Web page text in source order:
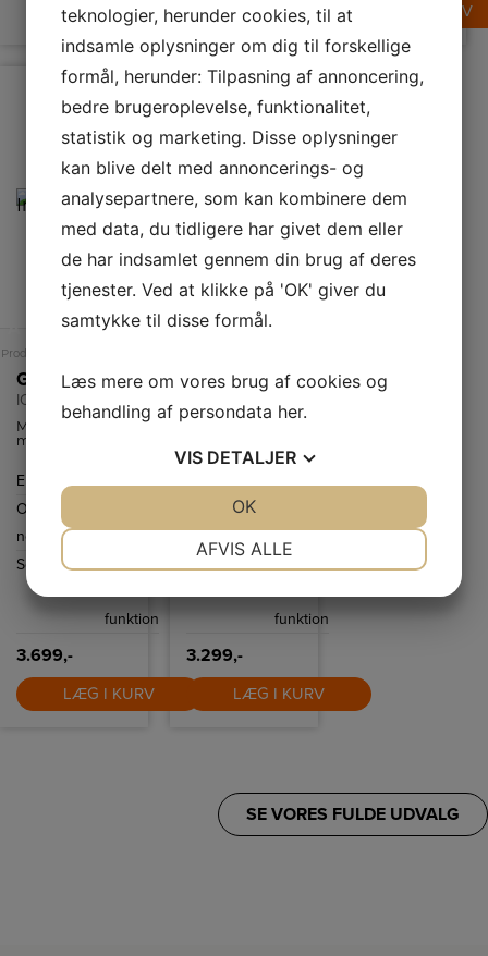
LÆG I KURV
Produktdatablad
Gram Indbygningsovn
IO 18610-90 X
Multifunktionsovn
med 11+1
ovnrum på 77
liter. Den er
udstyret med
PushPull
knapper og en
bradepande.
Energiklasse
Ovnrum
netto
L
Selvrenstype
Steam
funktion
3.699,-
LÆG I KURV
A
Gram Indbygningsovn
funktioner,
bl.a. ægte
varmluft,
optønings- og
pizzafunktion.
ekstra dyb
bradepande.
Ovnrum
netto
L
Selvrenstype
Steam
funktion
3.299,-
LÆG I KURV
SE VORES FULDE UDVALG
teknologier, herunder cookies, til at
indsamle oplysninger om dig til forskellige
formål, herunder: Tilpasning af annoncering,
bedre brugeroplevelse, funktionalitet,
statistik og marketing. Disse oplysninger
kan blive delt med annoncerings- og
analysepartnere, som kan kombinere dem
med data, du tidligere har givet dem eller
de har indsamlet gennem din brug af deres
tjenester. Ved at klikke på 'OK' giver du
samtykke til disse formål.
Læs mere om vores brug af cookies og
behandling af persondata her.
VIS DETALJER
MARKETING STATISTIK
AFVIS ALLE
OK